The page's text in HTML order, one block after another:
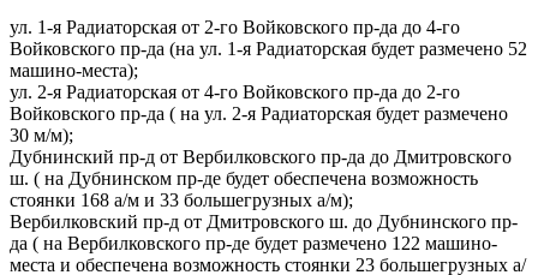
ул. 1-я Радиаторская от 2-го Войковского пр-да до 4-го
Войковского пр-да (на ул. 1-я Радиаторская будет размечено 52
машино-места);
ул. 2-я Радиаторская от 4-го Войковского пр-да до 2-го
Войковского пр-да ( на ул. 2-я Радиаторская будет размечено
30 м/м);
Дубнинский пр-д от Вербилковского пр-да до Дмитровского
ш. ( на Дубнинском пр-де будет обеспечена возможность
стоянки 168 а/м и 33 большегрузных а/м);
Вербилковский пр-д от Дмитровского ш. до Дубнинского пр-
да ( на Вербилковского пр-де будет размечено 122 машино-
места и обеспечена возможность стоянки 23 большегрузных а/